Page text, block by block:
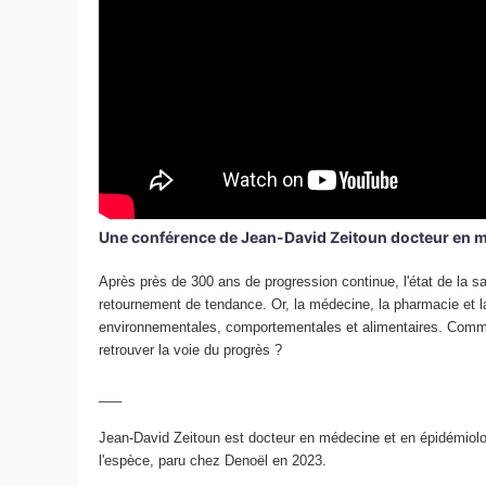
Une conférence de Jean-David Zeitoun docteur en
Après près de 300 ans de progression continue, l'état de la
retournement de tendance. Or, la médecine, la pharmacie
environnementales, comportementales et alimentaires.
retrouver la voie du progrès ?
Jean-David Zeitoun est docteur en médecine et en
l'espèce, paru chez Denoël en 2023.